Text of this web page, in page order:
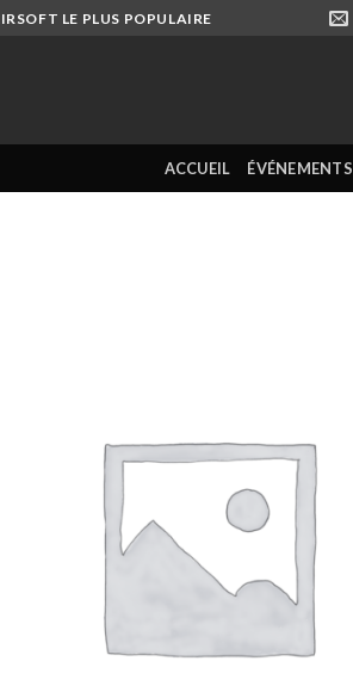
LE PLUS POPULAIRE
ACCUEIL ÉVÉNEMENTS